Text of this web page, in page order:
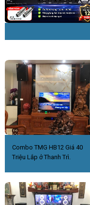
Combo TMG HB12 Giá 40
Triệu Lắp ở Thanh Trì.